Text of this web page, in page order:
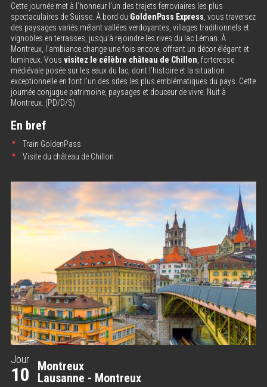
Cette journée met à l’honneur l’un des trajets ferroviaires les plus
spectaculaires de Suisse. À bord du GoldenPass Express , vous traversez
des paysages variés mêlant vallées verdoyantes, villages traditionnels et
vignobles en terrasses, jusqu’à rejoindre les rives du lac Léman. À
Montreux, l’ambiance change une fois encore, offrant un décor élégant et
lumineux. Vous visitez le célèbre château de Chillon , forteresse
médiévale posée sur les eaux du lac, dont l’histoire et la situation
exceptionnelle en font l’un des sites les plus emblématiques du pays. Cette
journée conjugue patrimoine, paysages et douceur de vivre. Nuit à
Montreux. (PD/D/S)
En bref
Train GoldenPass
Visite du château de Chillon
Jour
10
Montreux
Lausanne - Montreux